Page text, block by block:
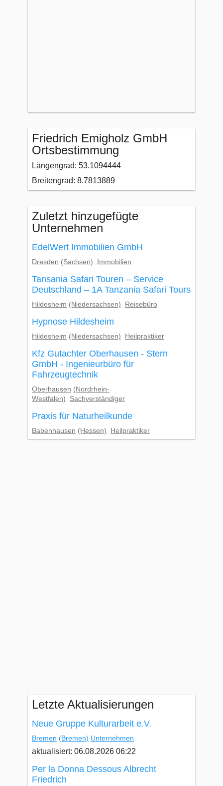
Friedrich Emigholz GmbH
Ortsbestimmung
Längengrad: 53.1094444
Breitengrad: 8.7813889
Zuletzt hinzugefügte
Unternehmen
EdelWert Immobilien GmbH
Dresden (Sachsen) Immobilien
Tansania Safari Touren – Service
Deutschland – 1A Tanzania Safari Tours
Hildesheim (Niedersachsen) Reisebüro
Hypnose Hildesheim
Hildesheim (Niedersachsen) Heilpraktiker
Kfz Gutachter Oberhausen - Stern
GmbH - Ingenieurbüro für
Fahrzeugtechnik
Oberhausen (Nordrhein-
Westfalen)
Sachverständiger
Praxis für Naturheilkunde
Babenhausen (Hessen) Heilpraktiker
Letzte Aktualisierungen
Neue Gruppe Kulturarbeit e.V.
Bremen (Bremen) Unternehmen
aktualisiert: 06.08.2026 06:22
Per la Donna Dessous Albrecht
Friedrich